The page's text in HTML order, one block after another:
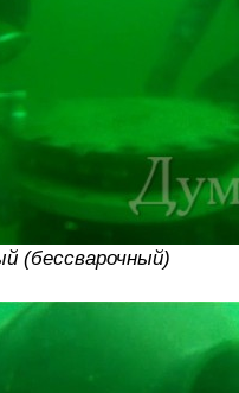
(бессварочный)